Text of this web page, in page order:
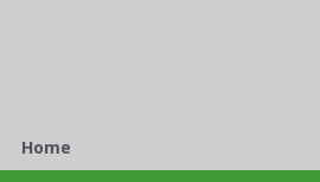
Breadcrumb
Home